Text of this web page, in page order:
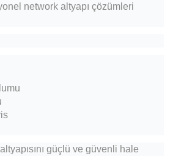
network altyapı çözümleri
güçlü ve güvenli hale